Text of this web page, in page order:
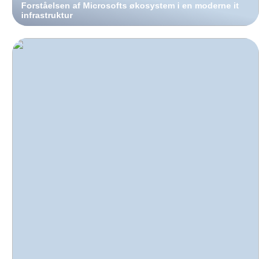
Forståelsen af Microsofts økosystem i en moderne it
infrastruktur